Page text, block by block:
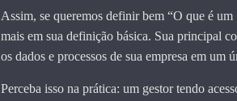
Assim, se queremos definir bem “O que é
mais em sua definição básica. Sua principal
os dados e processos de sua empresa em um
Perceba isso na prática: um gestor tendo